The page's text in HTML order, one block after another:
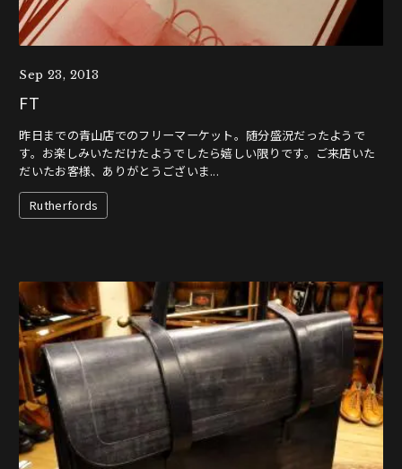
Sep 23, 2013
FT
昨日までの青山店でのフリーマーケット。随分盛況だったようで
す。お楽しみいただけたようでしたら嬉しい限りです。ご来店いた
だいたお客様、ありがとうございま...
Rutherfords